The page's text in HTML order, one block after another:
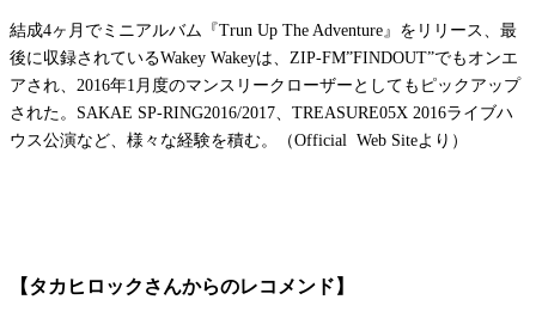
結成4ヶ月でミニアルバム『Trun Up The Adventure』をリリース、最
後に収録されているWakey Wakeyは、ZIP-FM”FINDOUT”でもオンエ
アされ、2016年1月度のマンスリークローザーとしてもピックアップ
された。SAKAE SP-RING2016/2017、TREASURE05X 2016ライブハ
ウス公演など、様々な経験を積む。（Official Web Siteより）
【タカヒロックさんからのレコメンド】